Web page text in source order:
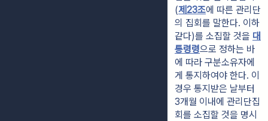
(제23조에 따른 관리단
의 집회를 말한다. 이하
같다)를 소집할 것을 대
통령령으로 정하는 바
에 따라 구분소유자에
게 통지하여야 한다. 이
경우 통지받은 날부터
3개월 이내에 관리단집
회를 소집할 것을 명시